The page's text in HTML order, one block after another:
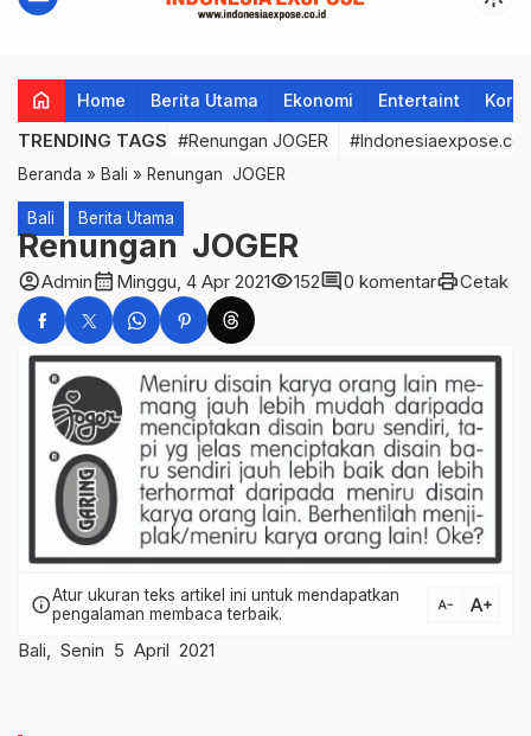
home Home Berita Utama Ekonomi Entertaint
TRENDING TAGS #Renungan JOGER
Beranda » Bali » Renungan JOGER
Bali Berita Utama
Renungan JOGER
account_circleAdmincalendar_month Minggu, 4 Apr 2021visibility152comment0 komentarprintCetak
infoAtur ukuran teks artikel ini untuk mendapatkan
pengalaman membaca terbaik.
text_decrease text_increase
Bali, Senin 5 April 2021